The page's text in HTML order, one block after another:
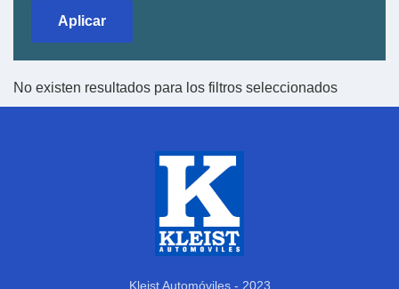
No existen resultados para los filtros seleccionados
Kleist Automóviles - 2023